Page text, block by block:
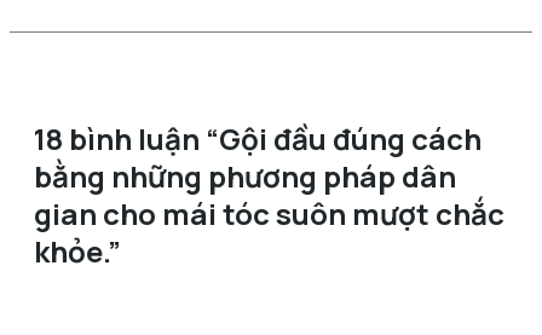
18 bình luận “Gội đầu đúng cách
bằng những phương pháp dân
gian cho mái tóc suôn mượt chắc
khỏe.”